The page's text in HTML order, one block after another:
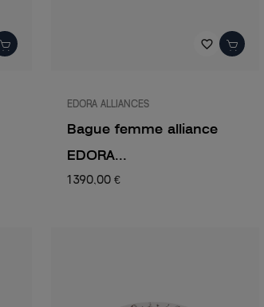
favorite_border
EDORA ALLIANCES
Bague femme alliance
EDORA...
1 390,00 €